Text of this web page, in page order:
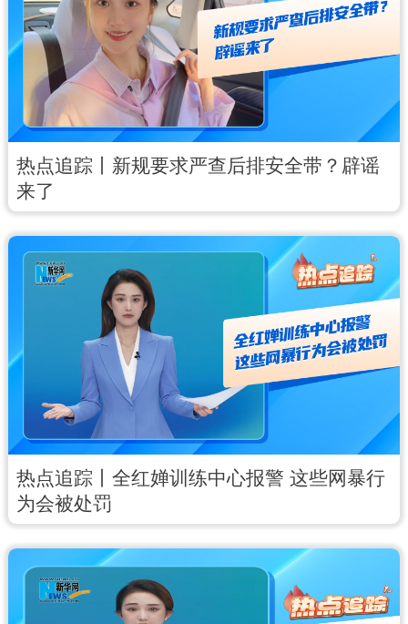
热点追踪丨新规要求严查后排安全带？辟谣
来了
热点追踪丨全红婵训练中心报警 这些网暴行
为会被处罚